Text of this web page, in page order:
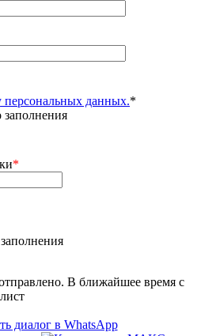
персональных данных.*
заполнения
*
В ближайшее время с